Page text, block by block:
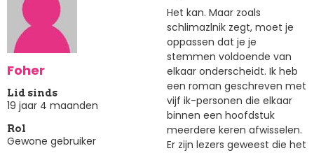
Foher
Lid sinds
19 jaar 4 maanden
Rol
Gewone gebruiker
Het kan. Maar zoals
schlimazlnik zegt, moet je
oppassen dat je je
stemmen voldoende van
elkaar onderscheidt. Ik heb
een roman geschreven met
vijf ik-personen die elkaar
binnen een hoofdstuk
meerdere keren afwisselen.
Er zijn lezers geweest die het